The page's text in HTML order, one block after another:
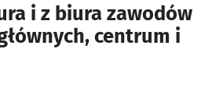
i z biura zawodów
centrum i